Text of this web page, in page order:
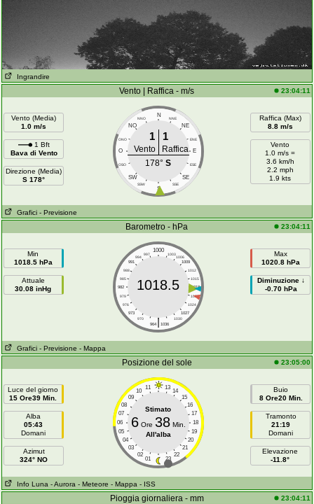
Ingrandire
Vento | Raffica - m/s 23:04:11
Vento (Media)
1.0 m/s
1 Bft
Bava di Vento
Direzione (Media)
S 178°
N
NNO NNE
NO NE
ONO ENE
O E
OSO ESE
SW SE
SSW SSE
S
1 1
Vento
Raffica
178°S
Raffica (Max)
8.8 m/s
Vento
1.0 m/s =
3.6 km/h
2.2 mph
1.9 kts
Grafici - Previsione
Barometro - hPa 23:04:11
Min
1018.5 hPa
Attuale
30.08 inHg
1000
997 1003
994
1006
991
1009
988
1012
985
1015
982
1018
979
1021
976
1024
973
1027
970
1030
|
964 1036
1018.5
Max
1020.8 hPa
Diminuzione ↓
-0.70 hPa
Grafici - Previsione - Mappa
Posizione del sole 23:05:00
Luce del giorno
15 Ore39 Min.
Alba
05:43
Domani
Azimut
324° NO
11 13
10
14
09
15
08
16
07
17
06
18
05
19
04
20
03
21
02
22
01 23
Stimato
6Ore 38Min.
All'alba
Buio
8 Ore20 Min.
Tramonto
21:19
Domani
Elevazione
-11.8°
Info Luna - Aurora - Meteore - Mappa - ISS
Pioggia giornaliera - mm 23:04:11